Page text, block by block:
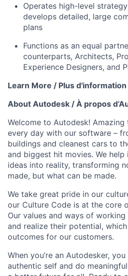
Operates high-level
develops detailed, large
plans
Functions as an equal
counterparts, Architects,
Experience Designers, and
Learn More / Plus d'information
About Autodesk / À propos
Welcome to Autodesk! Amazing
every day with our software –
buildings and cleanest cars to
and biggest hit movies. We
ideas into reality, transforming
made, but what can be made.
We take great pride in our
our Culture Code is at the core
Our values and ways of
and realize their potential,
outcomes for our customers.
When you’re an Autodesker,
authentic self and do